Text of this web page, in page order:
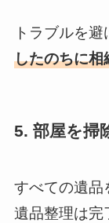
トラブルを避
したのちに相
5. 部屋を掃
すべての遺品
遺品整理は完